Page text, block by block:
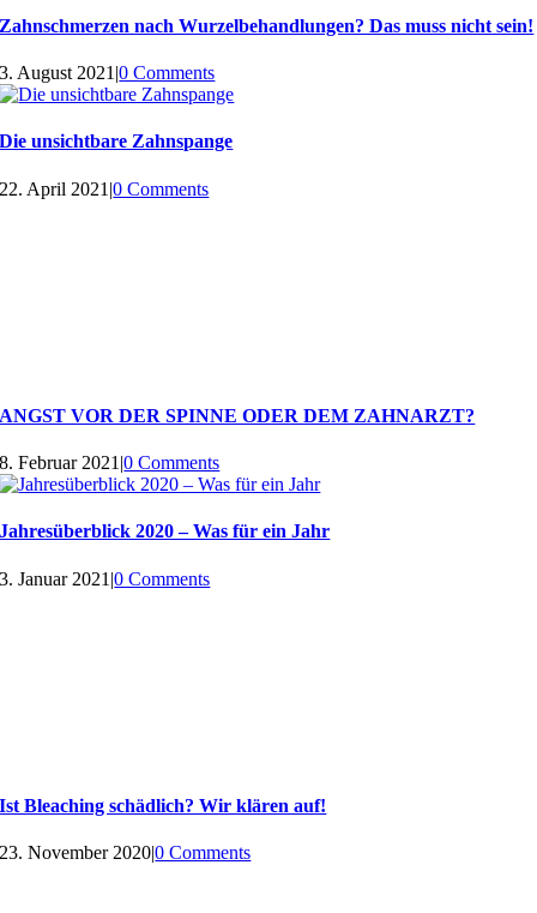
Zahnschmerzen nach Wurzelbehandlungen? Das muss nicht sein!
3. August 2021 |0 Comments
Die unsichtbare Zahnspange
22. April 2021 |0 Comments
ANGST VOR DER SPINNE ODER DEM ZAHNARZT?
8. Februar 2021 |0 Comments
Jahresüberblick 2020 – Was für ein Jahr
3. Januar 2021 |0 Comments
Ist Bleaching schädlich? Wir klären auf!
23. November 2020|0 Comments